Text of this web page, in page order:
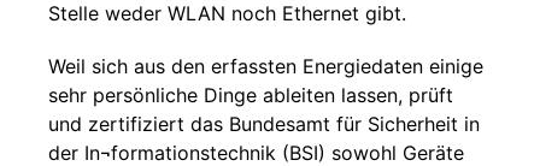
Stelle weder WLAN noch Ethernet gibt.
Weil sich aus den erfassten Energiedaten einige
sehr persönliche Dinge ableiten lassen, prüft
und zertifiziert das Bundesamt für Sicherheit in
der In¬formationstechnik (BSI) sowohl Geräte